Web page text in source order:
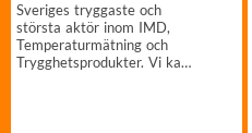
Sveriges tryggaste och
största aktör inom IMD,
Temperaturmätning och
Trygghetsprodukter. Vi kan